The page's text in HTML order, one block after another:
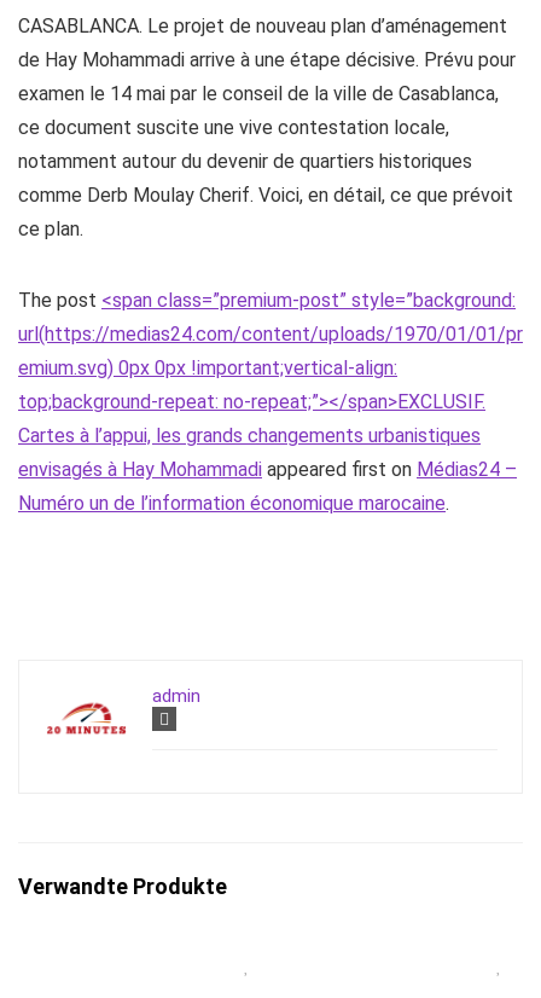
CASABLANCA. Le projet de nouveau plan d’aménagement
de Hay Mohammadi arrive à une étape décisive. Prévu pour
examen le 14 mai par le conseil de la ville de Casablanca,
ce document suscite une vive contestation locale,
notamment autour du devenir de quartiers historiques
comme Derb Moulay Cherif. Voici, en détail, ce que prévoit
ce plan.
The post <span class=”premium-post” style=”background:
url(https://medias24.com/content/uploads/1970/01/01/pr
emium.svg) 0px 0px !important;vertical-align:
top;background-repeat: no-repeat;”></span>EXCLUSIF.
Cartes à l’appui, les grands changements urbanistiques
envisagés à Hay Mohammadi appeared first on Médias24 –
Numéro un de l’information économique marocaine.
admin
Verwandte Produkte